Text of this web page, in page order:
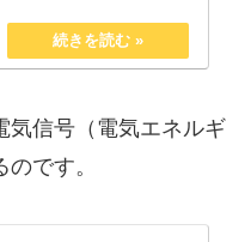
気信号（電気エネルギ
です。